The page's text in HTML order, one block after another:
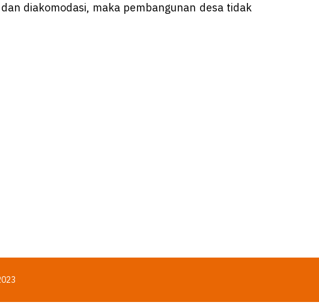
diakomodasi, maka pembangunan desa tidak